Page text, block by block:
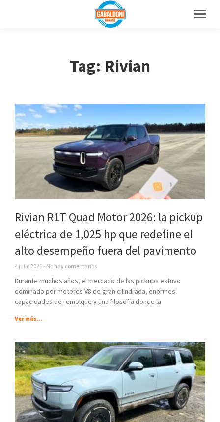
Tag: Rivian
Rivian R1T Quad Motor 2026: la pickup
eléctrica de 1,025 hp que redefine el
alto desempeño fuera del pavimento
4 julio 2026 No hay comentarios
Durante muchos años, el mercado de las pickups estuvo
dominado por motores V8 de gran cilindrada, enormes
capacidades de remolque y una filosofía donde la
Ver más...